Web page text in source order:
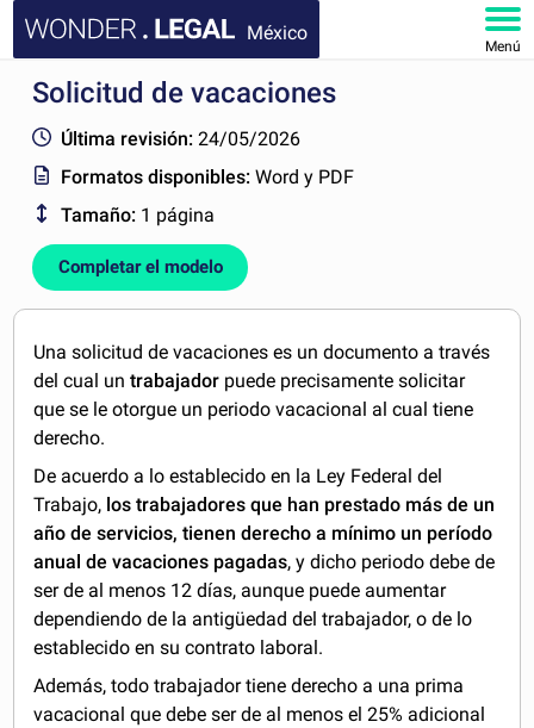
México
Menú
INICIO
DOCUMENTOS
FAQ
MI CUENTA
Solicitud de vacaciones
Última revisión: 24/05/2026
Formatos disponibles:Word y PDF
Tamaño: 1 página
Completar el modelo
Una solicitud de vacaciones es un documento a través
del cual untrabajador puede precisamente solicitar
que se le otorgue un periodo vacacional al cual tiene
derecho.
De acuerdo a lo establecido en la Ley Federal del
Trabajo, los trabajadores que han prestado más de un
año de servicios, tienen derecho a mínimo un período
anual de vacaciones pagadas, y dicho periodo debe de
ser de al menos 12 días, aunque puede aumentar
dependiendo de la antigüedad del trabajador, o de lo
establecido en su contrato laboral.
Además, todo trabajador tiene derecho a una prima
vacacional que debe ser de al menos el 25% adicional